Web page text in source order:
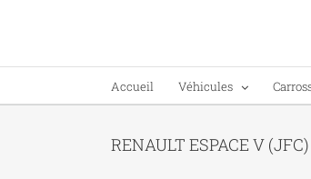
Accueil Véhicules
RENAULT ESPACE V